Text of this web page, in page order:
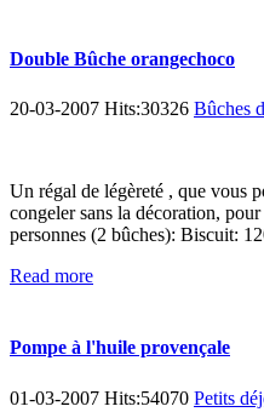
Double Bûche orangechoco
20-03-2007 Hits:30326 Bûches
Un régal de légèreté , que vous
congeler sans la décoration,
personnes (2 bûches): Biscuit:
Read more
Pompe à l'huile provençale
01-03-2007 Hits:54070 Petits